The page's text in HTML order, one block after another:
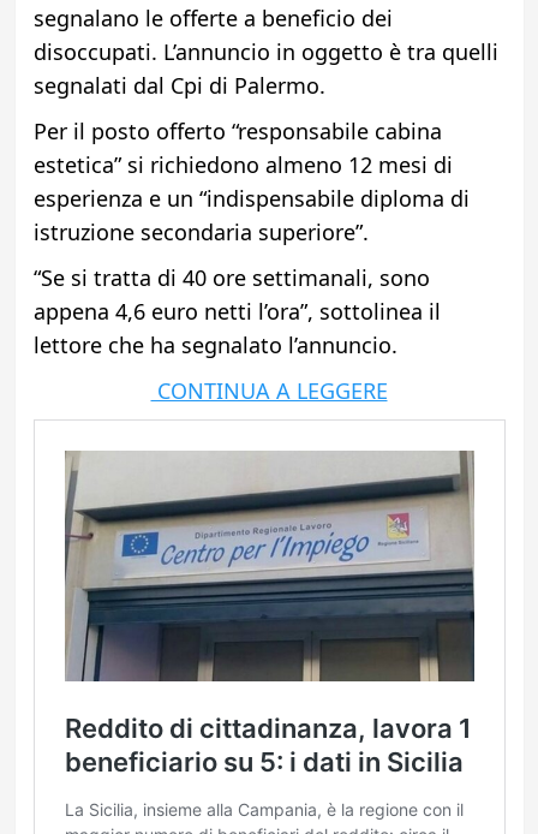
segnalano le offerte a beneficio dei
disoccupati. L’annuncio in oggetto è tra quelli
segnalati dal Cpi di Palermo.
Per il posto offerto “responsabile cabina
estetica” si richiedono almeno 12 mesi di
esperienza e un “indispensabile diploma di
istruzione secondaria superiore”.
“Se si tratta di 40 ore settimanali, sono
appena 4,6 euro netti l’ora”, sottolinea il
lettore che ha segnalato l’annuncio.
CONTINUA A LEGGERE